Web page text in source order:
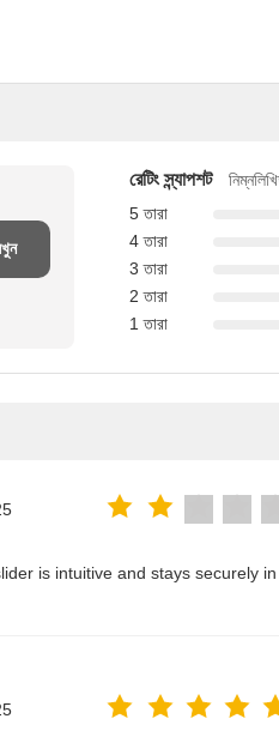
রেটিং স্ন্যাপশট
5 তারা
4 তারা
3 তারা
2 তারা
1 তারা
is intuitive and stays securely